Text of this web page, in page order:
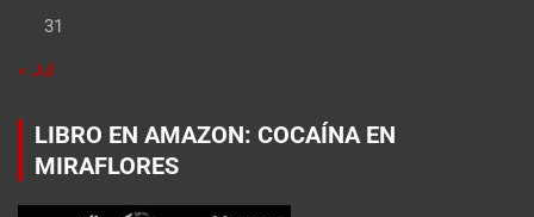
31
« Jul
LIBRO EN AMAZON: COCAÍNA EN
MIRAFLORES